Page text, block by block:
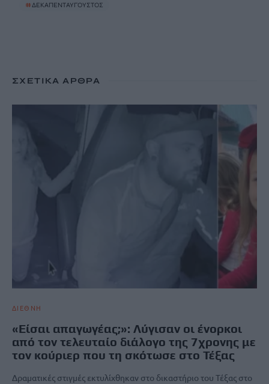
#ΔΕΚΑΠΕΝΤΑΥΓΟΥΣΤΟΣ
ΣΧΕΤΙΚΆ ΆΡΘΡΑ
ΔΙΕΘΝΗ
«Είσαι απαγωγέας;»: Λύγισαν οι ένορκοι
από τον τελευταίο διάλογο της 7χρονης με
τον κούριερ που τη σκότωσε στο Τέξας
Δραματικές στιγμές εκτυλίχθηκαν στο δικαστήριο του Τέξας στο